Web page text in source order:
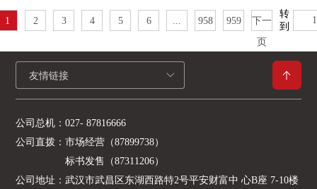
对上述公示结果有异议，请在公示期2026年8月4日至2026年8月6日
按下列联系方式联系及反映。 招标代理机构：湖北省成套招标股
份有限公司地址：武汉市武昌区东湖西路平安财富中心B座6-10楼
1 2 3 4 5 6 ... 958 959
下一
页
转
到
友情链接
公司总机：027- 87816666
公司直拨：市场经营（87899738）
标书发售（87311206）
公司地址：武汉市武昌区东湖西路特2号平安财富中 心B座 7-10楼